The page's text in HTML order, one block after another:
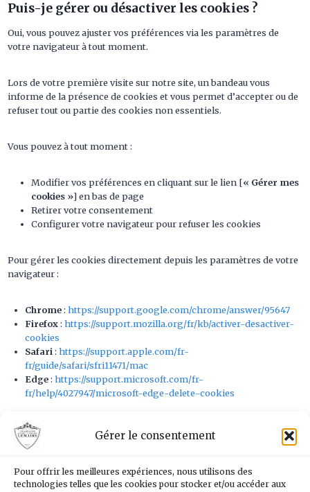
Gérer le consentement
Pour offrir les meilleures expériences, nous utilisons des
technologies telles que les cookies pour stocker et/ou accéder aux
Puis-je gérer ou désactiver les cookies ?
Oui, vous pouvez ajuster vos préférences via les paramètres de
votre navigateur à tout moment.
Lors de votre première visite sur notre site, un bandeau vous
informe de la présence de cookies et vous permet d’accepter ou de
refuser tout ou partie des cookies non essentiels.
Vous pouvez à tout moment :
Modifier vos préférences en cliquant sur le lien [« Gérer mes
cookies »] en bas de page
Retirer votre consentement
Configurer votre navigateur pour refuser les cookies
Pour gérer les cookies directement depuis les paramètres de votre
navigateur :
Chrome:https://support.google.com/chrome/answer/95647
Firefox:https://support.mozilla.org/fr/kb/activer-desactiver-
cookies
Safari:https://support.apple.com/fr-
fr/guide/safari/sfri11471/mac
Edge:https://support.microsoft.com/fr-
fr/help/4027947/microsoft-edge-delete-cookies
Comment protégeons-nous vos données
collectées via les cookies ?
Nous assurons la confidentialité et la sécurité des données